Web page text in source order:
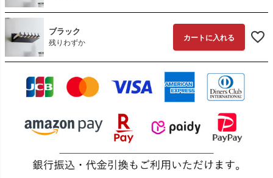
ブラック
残りわずか
カートに入れる